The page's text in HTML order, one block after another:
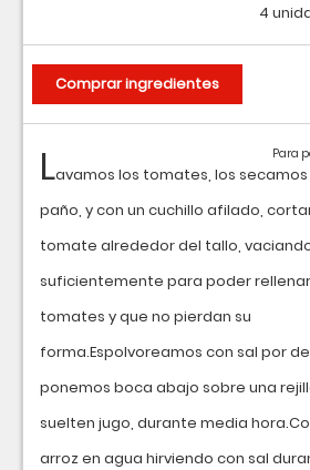
Lavamos los tomates, los secamos
paño, y con un cuchillo afilado,
tomate alrededor del tallo,
suficientemente para poder
tomates y que no pierdan su
forma.Espolvoreamos con sal por
ponemos boca abajo sobre una
suelten jugo, durante media
arroz en agua hirviendo con sal
Para
4
Comprar ingredientes